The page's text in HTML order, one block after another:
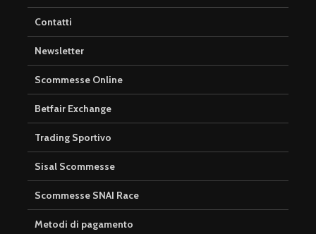
Contatti
Newsletter
Scommesse Online
Betfair Exchange
Trading Sportivo
Sisal Scommesse
Scommesse SNAI Race
Metodi di pagamento